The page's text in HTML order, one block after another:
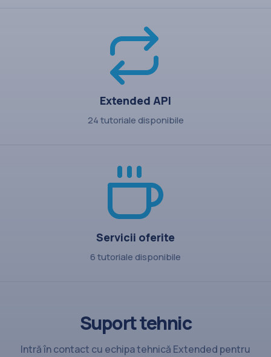
Extended API
24 tutoriale disponibile
Servicii oferite
6 tutoriale disponibile
Suport tehnic
Intră în contact cu echipa tehnică Extended pentru